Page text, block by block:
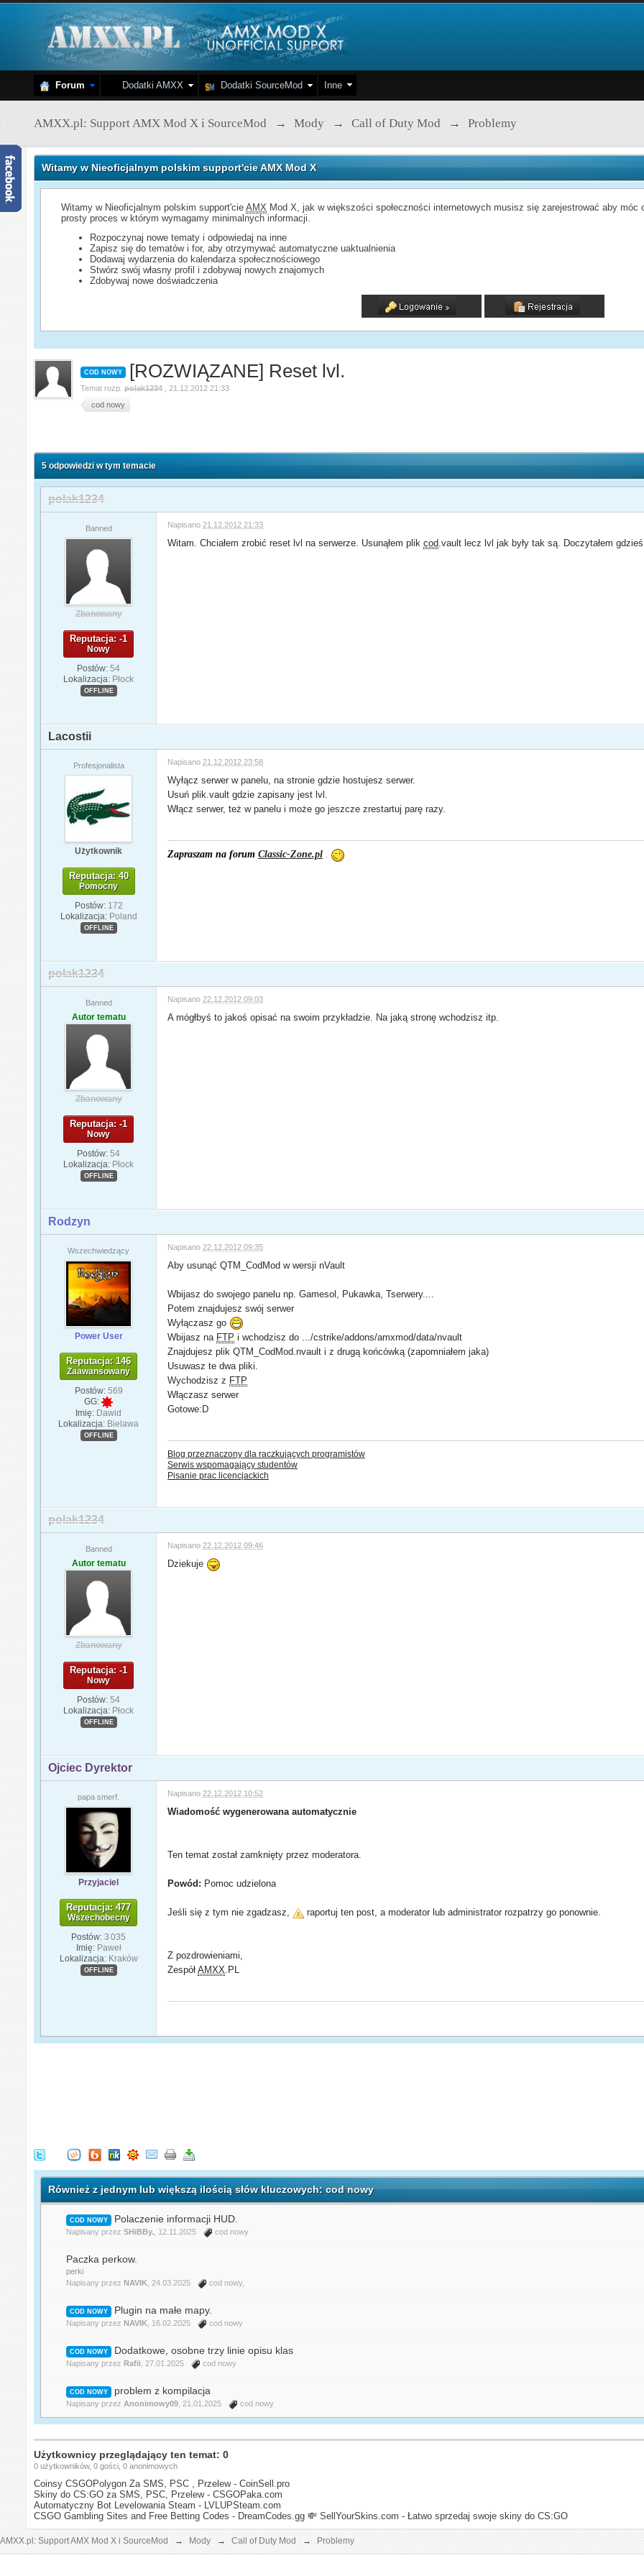
Forum Dodatki AMXX Dodatki SourceMod Inne
AMXX.pl: Support AMX Mod X i SourceMod → Mody → Call of Duty Mod → Problemy
Witamy w Nieoficjalnym polskim support'cie AMX Mod X
Witamy w Nieoficjalnym polskim support'cieAMX Mod X, jak w większości społeczności internetowych musisz się zarejestrować aby
prosty proces w którym wymagamy minimalnych informacji.
Rozpoczynaj nowe tematy i odpowiedaj na inne
Zapisz się do tematów i for, aby otrzymywać automatyczne uaktualnienia
Dodawaj wydarzenia do kalendarza społecznościowego
Stwórz swój własny profil i zdobywaj nowych znajomych
Zdobywaj nowe doświadczenia
COD NOWY [ROZWIĄZANE] Reset lvl.
Temat rozp.polak1234
21.12.2012 21:33
cod nowy
5 odpowiedzi w tym temacie
polak1234
Banned
Zbanowany
Reputacja: -1
Nowy
Postów: 54
Lokalizacja: Płock
OFFLINE
Napisano 21.12.2012 21:33
Witam. Chciałem zrobić reset lvl na serwerze. Usunąłem plikcod .vault lecz lvl jak były tak są. Doczytałem
Lacostii
Profesjonalista
Użytkownik
Reputacja: 40
Pomocny
Postów: 172
Lokalizacja: Poland
OFFLINE
Napisano 21.12.2012 23:58
Wyłącz serwer w panelu, na stronie gdzie hostujesz serwer.
Usuń plik.vault gdzie zapisany jest lvl.
Włącz serwer, też w panelu i może go jeszcze zrestartuj parę razy.
Zapraszam na forum Classic-Zone.pl
polak1234
Banned
Autor tematu
Zbanowany
Reputacja: -1
Nowy
Postów: 54
Lokalizacja: Płock
OFFLINE
Napisano 22.12.2012 09:03
A mógłbyś to jakoś opisać na swoim przykładzie. Na jaką stronę wchodzisz itp.
Rodzyn
Wszechwiedzący
Power User
Reputacja: 146
Zaawansowany
Postów: 569
GG:
Imię: Dawid
Lokalizacja: Bielawa
OFFLINE
Napisano 22.12.2012 09:35
Aby usunąć QTM_CodMod w wersji nVault
Wbijasz do swojego panelu np. Gamesol, Pukawka, Tserwery....
Potem znajdujesz swój serwer
Wyłączasz go
Wbijasz na FTP i wchodzisz do .../cstrike/addons/amxmod/data/nvault
Znajdujesz plik QTM_CodMod.nvault i z drugą końcówką (zapomniałem jaka)
Usuwasz te dwa pliki.
Wychodzisz z FTP
Włączasz serwer
Gotowe:D
Blog przeznaczony dla raczkujących programistów
Serwis wspomagający studentów
Pisanie prac licencjackich
polak1234
Banned
Autor tematu
Zbanowany
Reputacja: -1
Nowy
Postów: 54
Lokalizacja: Płock
OFFLINE
Napisano 22.12.2012 09:46
Dziekuje
Ojciec Dyrektor
papa smerf.
Przyjaciel
Reputacja: 477
Wszechobecny
Postów: 3 035
Imię: Paweł
Lokalizacja: Kraków
OFFLINE
Napisano 22.12.2012 10:52
Wiadomość wygenerowana automatycznie
Ten temat został zamknięty przez moderatora.
Powód: Pomoc udzielona
Jeśli się z tym nie zgadzasz, raportuj ten post, a moderator lub administrator rozpatrzy go ponownie.
Z pozdrowieniami,
ZespółAMXX.PL
Również z jednym lub większą ilością słów kluczowych: cod nowy
COD NOWY Polaczenie informacji HUD.
Napisany przezSHiBBy. , 12.11.2025 cod nowy
Paczka perkow.
perki
Napisany przez NAVIK , 24.03.2025 cod nowy,
COD NOWY Plugin na małe mapy.
Napisany przez NAVIK , 16.02.2025 cod nowy
COD NOWY Dodatkowe, osobne trzy linie opisu klas
Napisany przez Rafii , 27.01.2025 cod nowy
COD NOWY problem z kompilacja
Napisany przez Anonimowy09 , 21.01.2025 cod nowy
Użytkownicy przeglądający ten temat: 0
0 użytkowników, 0 gości, 0 anonimowych
Coinsy CSGOPolygon Za SMS, PSC , Przelew - CoinSell.pro
Skiny do CS:GO za SMS, PSC, Przelew - CSGOPaka.com
Automatyczny Bot Levelowania Steam - LVLUPSteam.com
CSGO Gambling Sites and Free Betting Codes - DreamCodes.gg 💸 SellYourSkins.com - Łatwo sprzedaj swoje skiny do CS:GO
AMXX.pl: Support AMX Mod X i SourceMod → Mody → Call of Duty Mod → Problemy